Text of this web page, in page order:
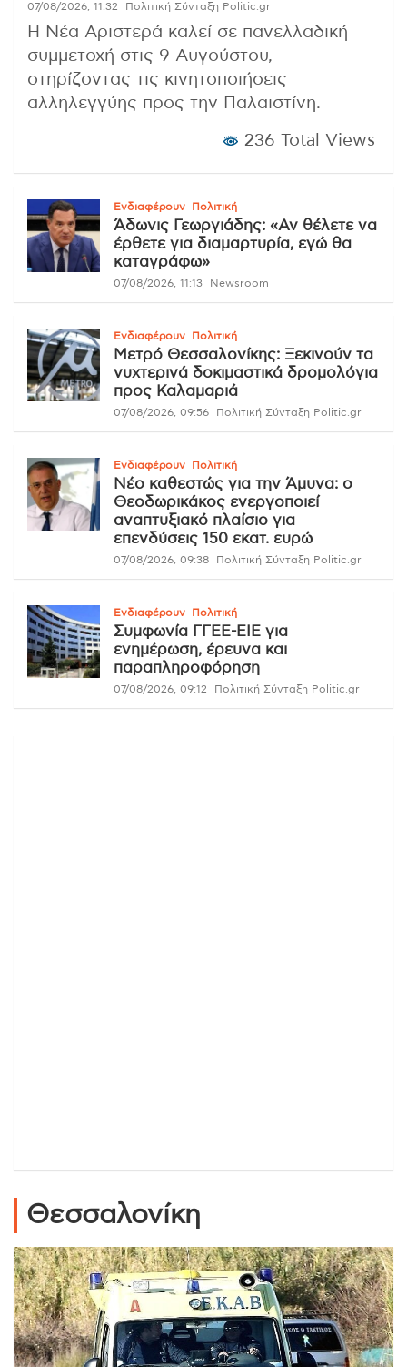
07/08/2026, 11:32 Πολιτική Σύνταξη Politic.gr
Η Νέα Αριστερά καλεί σε πανελλαδική
συμμετοχή στις 9 Αυγούστου,
στηρίζοντας τις κινητοποιήσεις
αλληλεγγύης προς την Παλαιστίνη.
236 Total Views
Ενδιαφέρουν Πολιτική
Άδωνις Γεωργιάδης: «Αν θέλετε να
έρθετε για διαμαρτυρία, εγώ θα
καταγράφω»
07/08/2026, 11:13 Newsroom
Ενδιαφέρουν Πολιτική
Μετρό Θεσσαλονίκης: Ξεκινούν τα
νυχτερινά δοκιμαστικά δρομολόγια
προς Καλαμαριά
07/08/2026, 09:56 Πολιτική Σύνταξη Politic.gr
Ενδιαφέρουν Πολιτική
Νέο καθεστώς για την Άμυνα: ο
Θεοδωρικάκος ενεργοποιεί
αναπτυξιακό πλαίσιο για
επενδύσεις 150 εκατ. ευρώ
07/08/2026, 09:38 Πολιτική Σύνταξη Politic.gr
Ενδιαφέρουν Πολιτική
Συμφωνία ΓΓΕΕ-ΕΙΕ για
ενημέρωση, έρευνα και
παραπληροφόρηση
07/08/2026, 09:12 Πολιτική Σύνταξη Politic.gr
Θεσσαλονίκη